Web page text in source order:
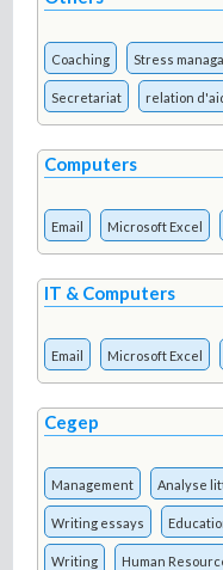
Coaching Stress
Secretariat relation
Computers
Email Microsoft Excel
IT & Computers
Email Microsoft Excel
Cegep
Management Analyse
Writing essays
Writing Human